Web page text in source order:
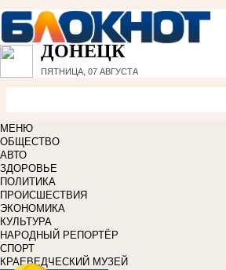
ДОНЕЦК
ПЯТНИЦА, 07 АВГУСТА
МЕНЮ
ОБЩЕСТВО
АВТО
ЗДОРОВЬЕ
ПОЛИТИКА
ПРОИСШЕСТВИЯ
ЭКОНОМИКА
КУЛЬТУРА
НАРОДНЫЙ РЕПОРТЁР
СПОРТ
КРАЕВЕДЧЕСКИЙ МУЗЕЙ